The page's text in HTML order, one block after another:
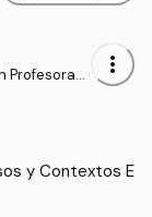
Profesorad
de Idi
more_vert
y Contextos E